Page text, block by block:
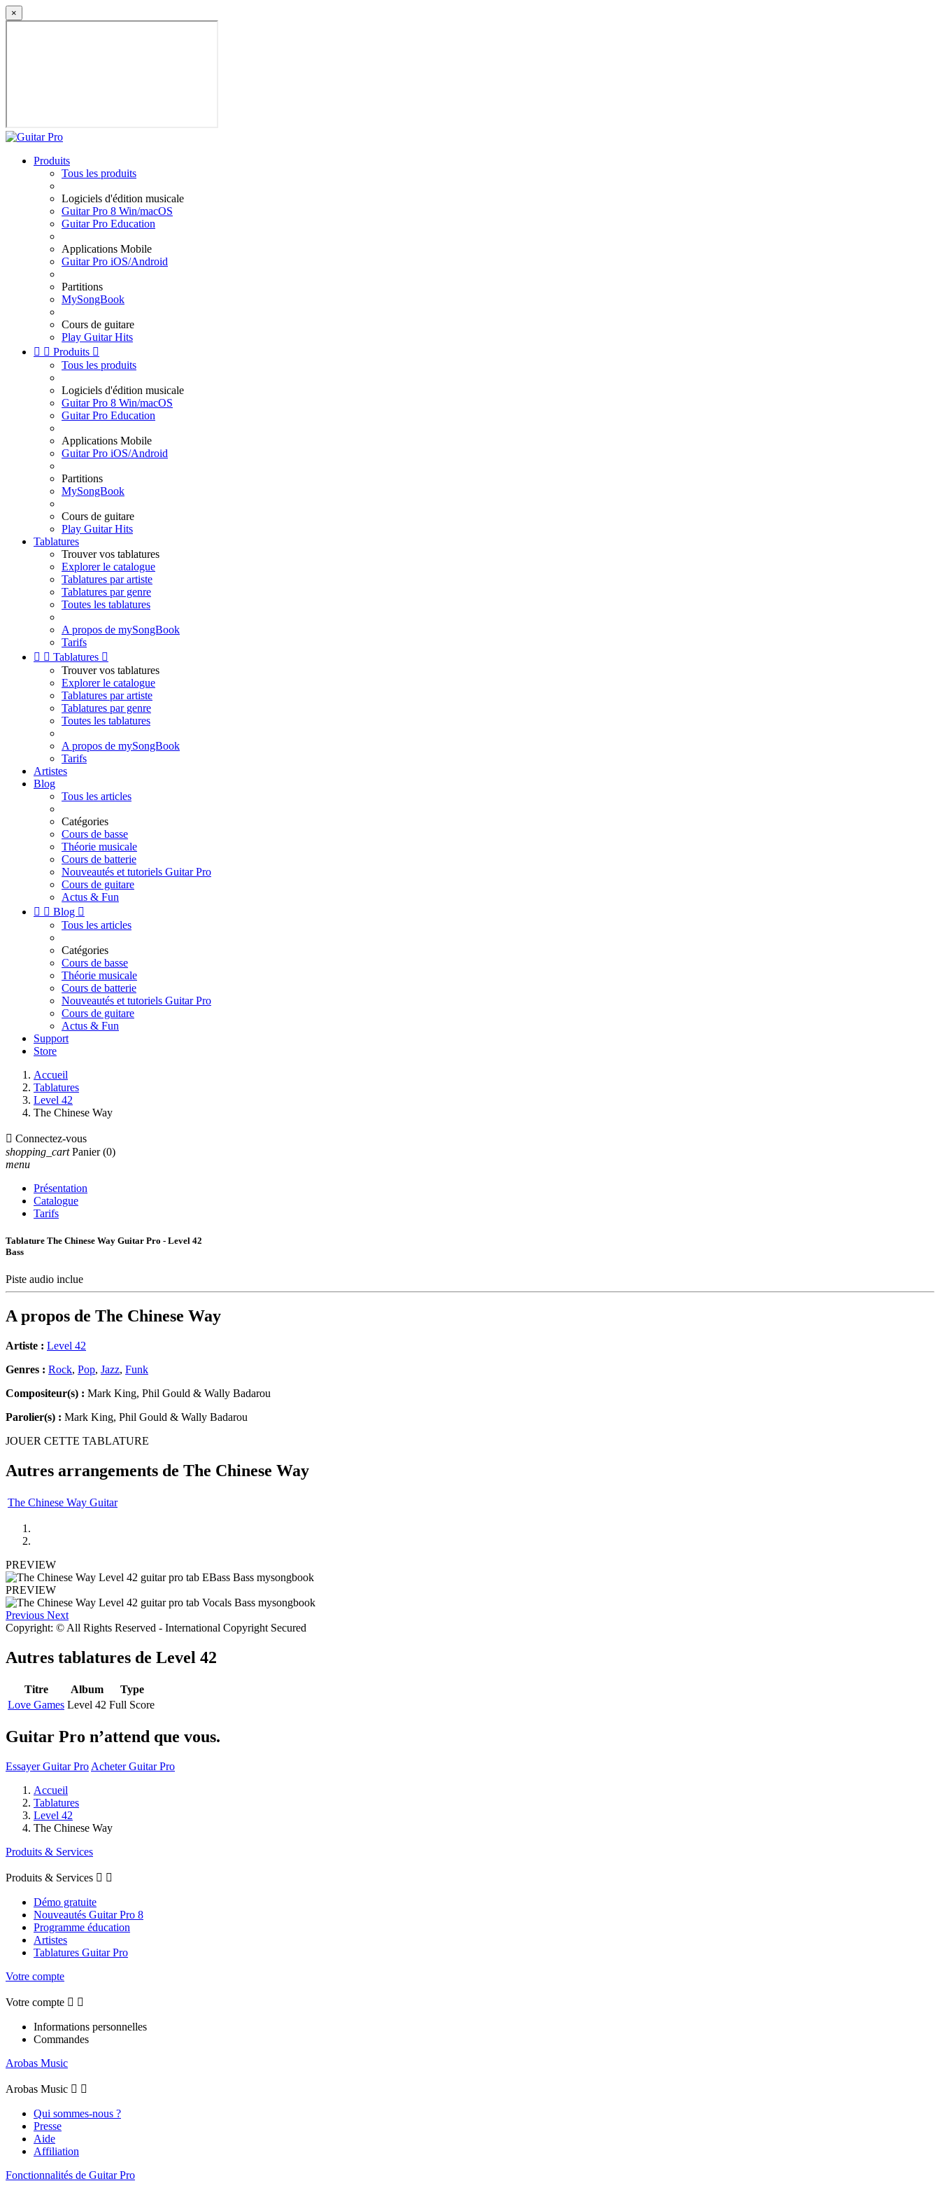
×
Produits
Tous les produits
Logiciels d'édition musicale
Guitar Pro 8 Win/macOS
Guitar Pro Education
Applications Mobile
Guitar Pro iOS/Android
Partitions
MySongBook
Cours de guitare
Play Guitar Hits
  Produits 
Tous les produits
Logiciels d'édition musicale
Guitar Pro 8 Win/macOS
Guitar Pro Education
Applications Mobile
Guitar Pro iOS/Android
Partitions
MySongBook
Cours de guitare
Play Guitar Hits
Tablatures
Trouver vos tablatures
Explorer le catalogue
Tablatures par artiste
Tablatures par genre
Toutes les tablatures
A propos de mySongBook
Tarifs
  Tablatures 
Trouver vos tablatures
Explorer le catalogue
Tablatures par artiste
Tablatures par genre
Toutes les tablatures
A propos de mySongBook
Tarifs
Artistes
Blog
Tous les articles
Catégories
Cours de basse
Théorie musicale
Cours de batterie
Nouveautés et tutoriels Guitar Pro
Cours de guitare
Actus & Fun
  Blog 
Tous les articles
Catégories
Cours de basse
Théorie musicale
Cours de batterie
Nouveautés et tutoriels Guitar Pro
Cours de guitare
Actus & Fun
Support
Store
Accueil
Tablatures
Level 42
The Chinese Way
 Connectez-vous
shopping_cart Panier (0)
menu
Présentation
Catalogue
Tarifs
Tablature The Chinese Way Guitar Pro - Level 42
Bass
Piste audio inclue
A propos de The Chinese Way
Artiste : Level 42
Genres : Rock, Pop, Jazz, Funk
Compositeur(s) : Mark King, Phil Gould & Wally Badarou
Parolier(s) : Mark King, Phil Gould & Wally Badarou
JOUER CETTE TABLATURE
Autres arrangements de The Chinese Way
The Chinese Way Guitar
PREVIEW
PREVIEW
Previous Next
Copyright: © All Rights Reserved - International Copyright Secured
Autres tablatures de Level 42
Titre Album
Type
Love Games Level 42 Full Score
Guitar Pro n’attend que vous.
Essayer Guitar Pro Acheter Guitar Pro
Accueil
Tablatures
Level 42
The Chinese Way
Produits & Services
Produits & Services  
Démo gratuite
Nouveautés Guitar Pro 8
Programme éducation
Artistes
Tablatures Guitar Pro
Votre compte
Votre compte  
Informations personnelles
Commandes
Arobas Music
Arobas Music  
Qui sommes-nous ?
Presse
Aide
Affiliation
Fonctionnalités de Guitar Pro